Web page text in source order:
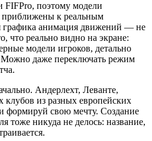
FIFPro, поэтому модели
приближены к реальным
графика анимация движений — не
что реально видно на экране:
модели игроков, детально
даже переключать режим
Андерлехт, Леванте,
клубов из разных европейских
формируй свою мечту. Создание
тоже никуда не делось: название,